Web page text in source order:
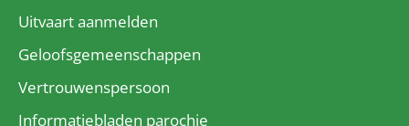
Uitvaart aanmelden
Geloofsgemeenschappen
Vertrouwenspersoon
Informatiebladen parochie